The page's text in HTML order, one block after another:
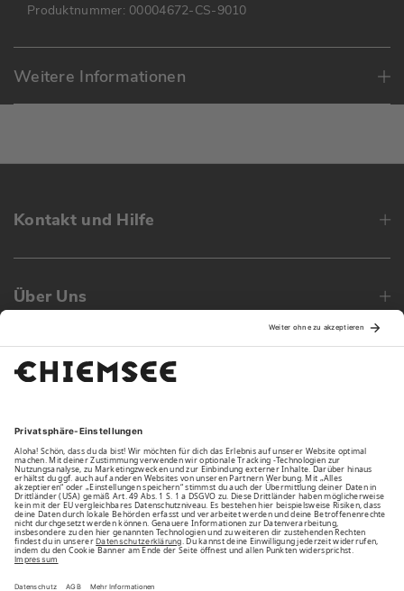
Produktnummer: 00004672-CS-9010
Weitere Informationen
Kontakt und Hilfe
Über Uns
Family
Unsere Vorteile
Unsere Partner